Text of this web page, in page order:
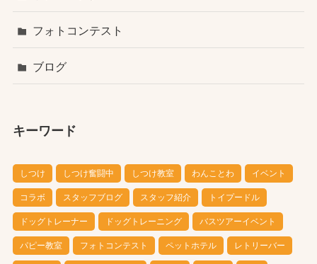
フォトコンテスト
ブログ
キーワード
しつけ しつけ奮闘中 しつけ教室 わんことわ イベント
コラボ スタッフブログ スタッフ紹介 トイプードル
ドッグトレーナー ドッグトレーニング バスツアーイベント
パピー教室 フォトコンテスト ペットホテル レトリーバー